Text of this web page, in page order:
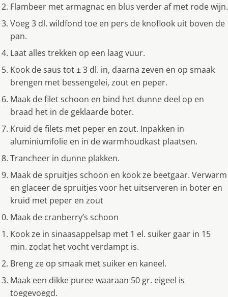
Flambeer met armagnac en blus verder af met rode wijn.
Voeg 3 dl. wildfond toe en pers de knoflook uit boven de
pan.
Laat alles trekken op een laag vuur.
Kook de saus tot ± 3 dl. in, daarna zeven en op smaak
brengen met bessengelei, zout en peper.
Maak de filet schoon en bind het dunne deel op en
braad het in de geklaarde boter.
Kruid de filets met peper en zout. Inpakken in
aluminiumfolie en in de warmhoudkast plaatsen.
Trancheer in dunne plakken.
Maak de spruitjes schoon en kook ze beetgaar. Verwarm
en glaceer de spruitjes voor het uitserveren in boter en
kruid met peper en zout
Maak de cranberry’s schoon
Kook ze in sinaasappelsap met 1 el. suiker gaar in 15
min. zodat het vocht verdampt is.
Breng ze op smaak met suiker en kaneel.
Maak een dikke puree waaraan 50 gr. eigeel is
toegevoegd.